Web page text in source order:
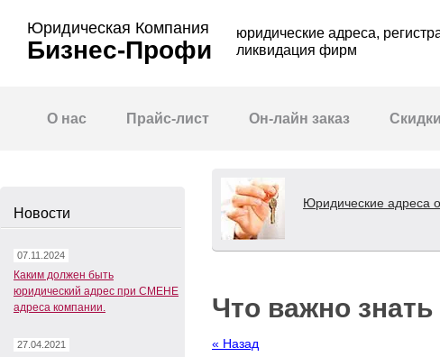
Юридическая Компания
Бизнес-Профи
юридические адреса,
ликвидация фирм
О нас Прайс-лист Он-лайн заказ
Новости
07.11.2024
Каким должен быть
юридический адрес при СМЕНЕ
адреса компании.
27.04.2021
Юридические адреса
Что важно знать
« Назад